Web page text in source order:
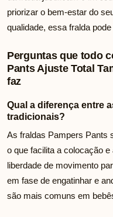
priorizar o bem-estar do
qualidade, essa fralda
Perguntas que todo
Pants Ajuste Total
faz
Qual a diferença entre
tradicionais?
As fraldas Pampers Pants
o que facilita a colocação
liberdade de movimento
em fase de engatinhar e
são mais comuns em